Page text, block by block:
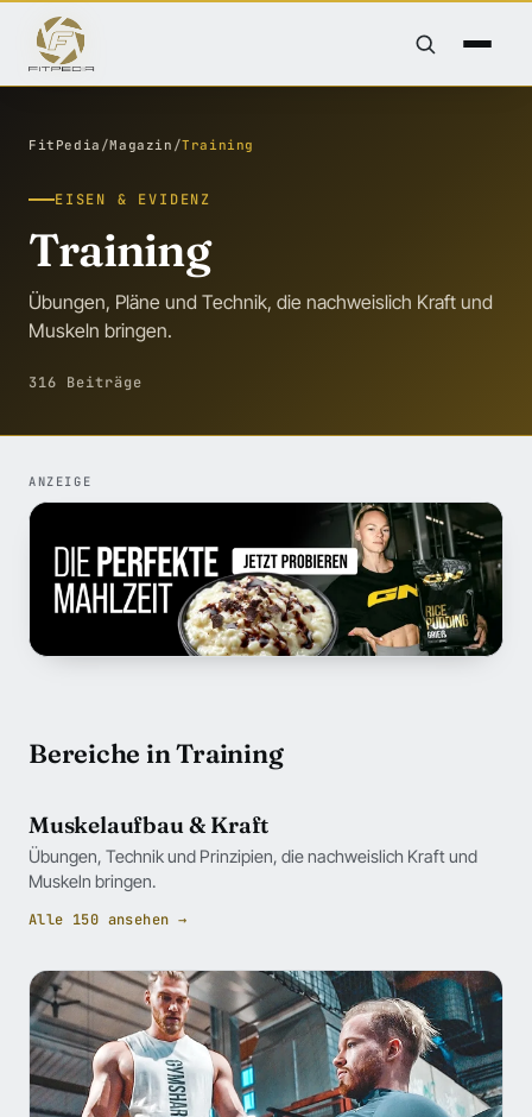
FitPedia /Magazin /Training
EISEN & EVIDENZ
Training
Übungen, Pläne und Technik, die nachweislich Kraft und
Muskeln bringen.
316 Beiträge
ANZEIGE
Bereiche in Training
Muskelaufbau & Kraft
Übungen, Technik und Prinzipien, die nachweislich Kraft und
Muskeln bringen.
Alle 150 ansehen →